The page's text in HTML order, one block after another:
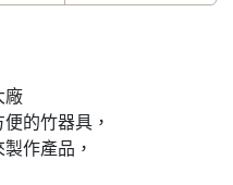
廠
的竹器具，
作產品，